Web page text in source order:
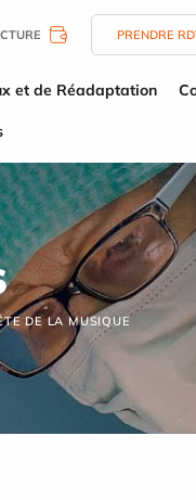
PRENDRE
et de Réadaptation
DE LA MUSIQUE